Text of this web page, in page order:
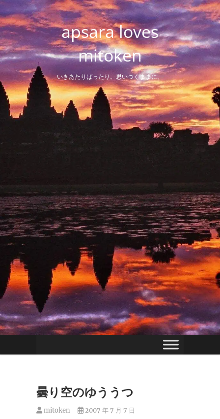
Skip
to
content
apsara loves
mitoken
いきあたりばったり。思いつくままに。
曇り空のゆううつ
mitoken
2007 年 7 月 7 日